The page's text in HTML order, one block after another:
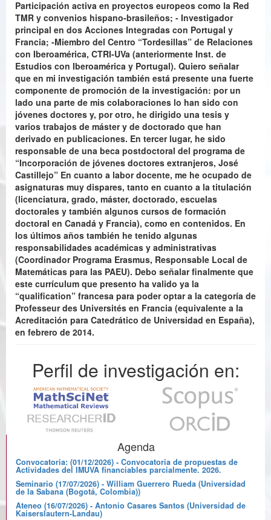
Participación activa en proyectos europeos como la Red
TMR y convenios hispano-brasileños; - Investigador
principal en dos Acciones Integradas con Portugal y
Francia; -Miembro del Centro “Tordesillas” de Relaciones
con Iberoamérica, CTRI-UVa (anteriormente Inst. de
Estudios con Iberoamérica y Portugal). Quiero señalar
que en mi investigación también está presente una fuerte
componente de promoción de la investigación: por un
lado una parte de mis colaboraciones lo han sido con
jóvenes doctores y, por otro, he dirigido una tesis y
varios trabajos de máster y de doctorado que han
derivado en publicaciones. En tercer lugar, he sido
responsable de una beca postdoctoral del programa de
“Incorporación de jóvenes doctores extranjeros, José
Castillejo” En cuanto a labor docente, me he ocupado de
asignaturas muy dispares, tanto en cuanto a la titulación
(licenciatura, grado, máster, doctorado, escuelas
doctorales y también algunos cursos de formación
doctoral en Canadá y Francia), como en contenidos. En
los últimos años también he tenido algunas
responsabilidades académicas y administrativas
(Coordinador Programa Erasmus, Responsable Local de
Matemáticas para las PAEU). Debo señalar finalmente que
este currículum que presento ha valido ya la
“qualification” francesa para poder optar a la categoría de
Professeur des Universités en Francia (equivalente a la
Acreditación para Catedrático de Universidad en España),
en febrero de 2014.
Perfil de investigación en:
Agenda
Convocatoria: (01/12/2026) - Convocatoria de propuestas de
Actividades del IMUVA financiables parcialmente. 2026.
Seminario (17/07/2026) - William Guerrero Rueda (Universidad
de la Sabana (Bogotá, Colombia))
Ateneo (16/07/2026) - Antonio Casares Santos (Universidad de
Kaiserslautern-Landau)